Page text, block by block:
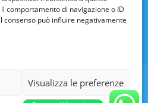
comportamento di navigazione o ID
consenso può influire negativamente
Visualizza le preferenze
LIGURIA
ALTO-ADIGE